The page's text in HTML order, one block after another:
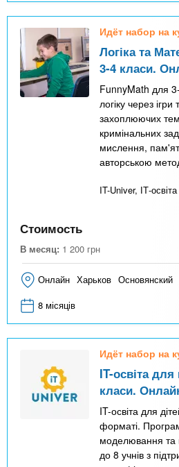
Идёт набор на
Логіка та
3-4 класи.
FunnyMath для
логіку через
захоплюючих
кримінальних
мислення,
авторською
IT-Univer, ІТ-
Стоимость
В месяц: 1 200 грн
Онлайн Харьков Основянский
8 місяців
Идёт набор на
IT-освіта
класи.
IT-освіта для
форматі.
моделювання та
до 8 учнів з